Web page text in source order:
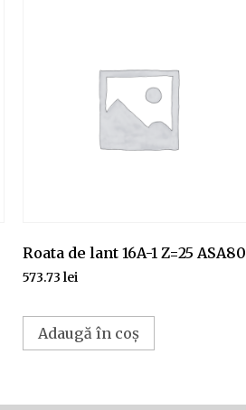
Roata de lant 16A-1 Z=25 ASA80
573.73 lei
Adaugă în coș